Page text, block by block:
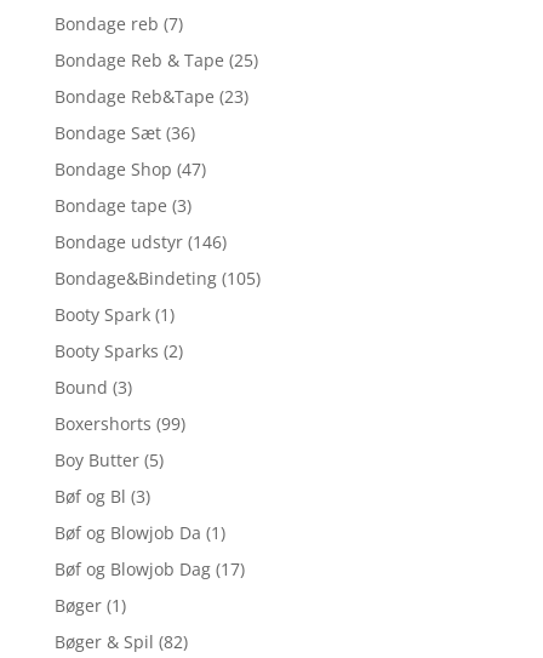
Bondage reb (7)
Bondage Reb & Tape (25)
Bondage Reb&Tape (23)
Bondage Sæt (36)
Bondage Shop (47)
Bondage tape (3)
Bondage udstyr (146)
Bondage&Bindeting (105)
Booty Spark (1)
Booty Sparks (2)
Bound (3)
Boxershorts (99)
Boy Butter (5)
Bøf og Bl (3)
Bøf og Blowjob Da (1)
Bøf og Blowjob Dag (17)
Bøger (1)
Bøger & Spil (82)